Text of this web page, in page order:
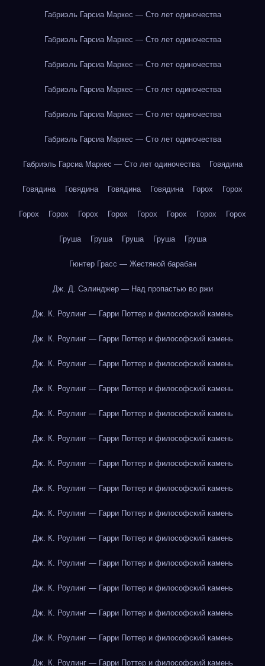
Габриэль Гарсиа Маркес — Сто лет одиночества
Габриэль Гарсиа Маркес — Сто лет одиночества
Габриэль Гарсиа Маркес — Сто лет одиночества
Габриэль Гарсиа Маркес — Сто лет одиночества
Габриэль Гарсиа Маркес — Сто лет одиночества
Габриэль Гарсиа Маркес — Сто лет одиночества
Габриэль Гарсиа Маркес — Сто лет одиночества Говядина
Говядина Говядина Говядина Говядина Горох Горох
Горох Горох Горох Горох Горох Горох Горох Горох
Груша Груша Груша Груша Груша
Гюнтер Грасс — Жестяной барабан
Дж. Д. Сэлинджер — Над пропастью во ржи
Дж. К. Роулинг — Гарри Поттер и философский камень
Дж. К. Роулинг — Гарри Поттер и философский камень
Дж. К. Роулинг — Гарри Поттер и философский камень
Дж. К. Роулинг — Гарри Поттер и философский камень
Дж. К. Роулинг — Гарри Поттер и философский камень
Дж. К. Роулинг — Гарри Поттер и философский камень
Дж. К. Роулинг — Гарри Поттер и философский камень
Дж. К. Роулинг — Гарри Поттер и философский камень
Дж. К. Роулинг — Гарри Поттер и философский камень
Дж. К. Роулинг — Гарри Поттер и философский камень
Дж. К. Роулинг — Гарри Поттер и философский камень
Дж. К. Роулинг — Гарри Поттер и философский камень
Дж. К. Роулинг — Гарри Поттер и философский камень
Дж. К. Роулинг — Гарри Поттер и философский камень
Дж. К. Роулинг — Гарри Поттер и философский камень